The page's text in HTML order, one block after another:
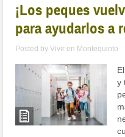
¡Los peques
para ayudarlos a
Posted byVivir en Montequinto
y